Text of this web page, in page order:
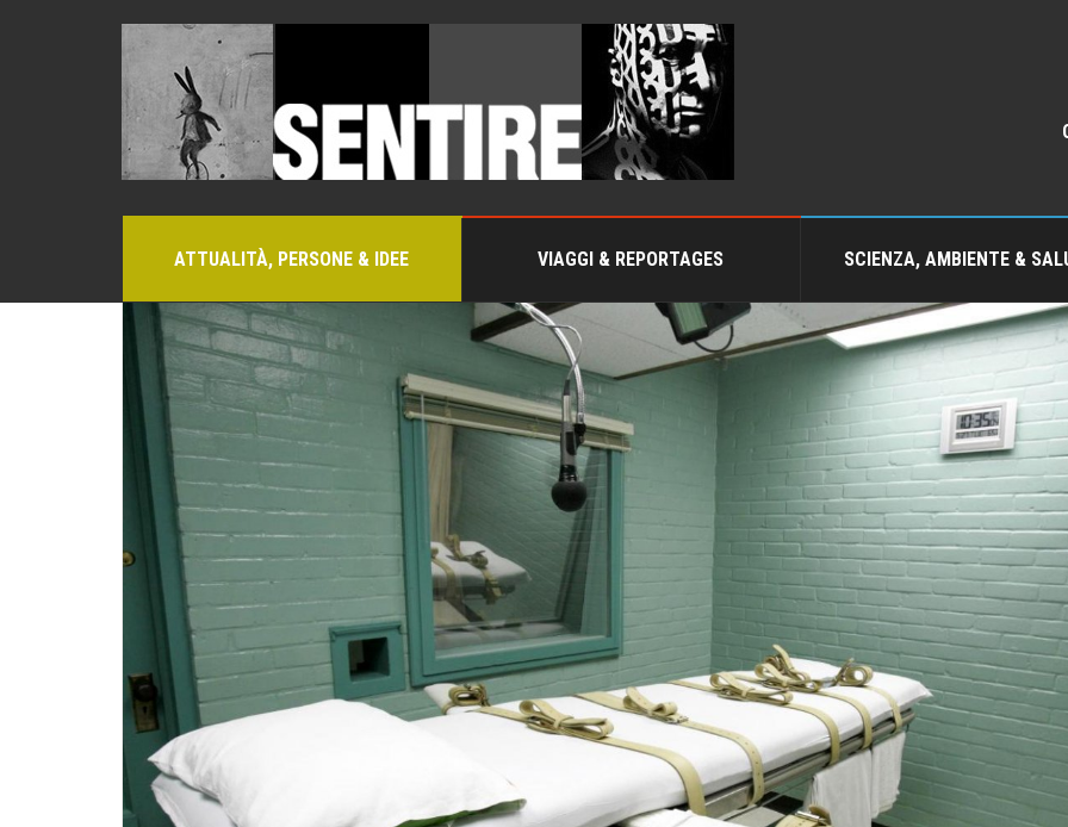
ATTUALITÀ, PERSONE & IDEE VIAGGI & REPORTAGES SCIENZA, AMBIENTE &